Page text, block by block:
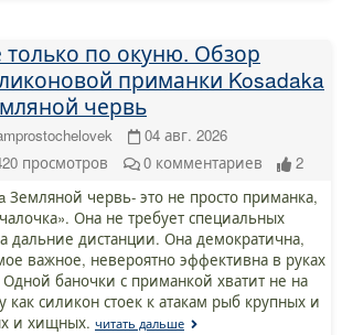
только по окуню. Обзор
приманки Kosadaka
червь
04 авг. 2026
просмотров 0 комментариев
2
Земляной червь- это не просто приманка,
Она не требует специальных
дальние дистанции. Она демократична,
важное, невероятно эффективна в руках
баночки с приманкой хватит не на
как силикон стоек к атакам рыб крупных и
и хищных. читать дальше